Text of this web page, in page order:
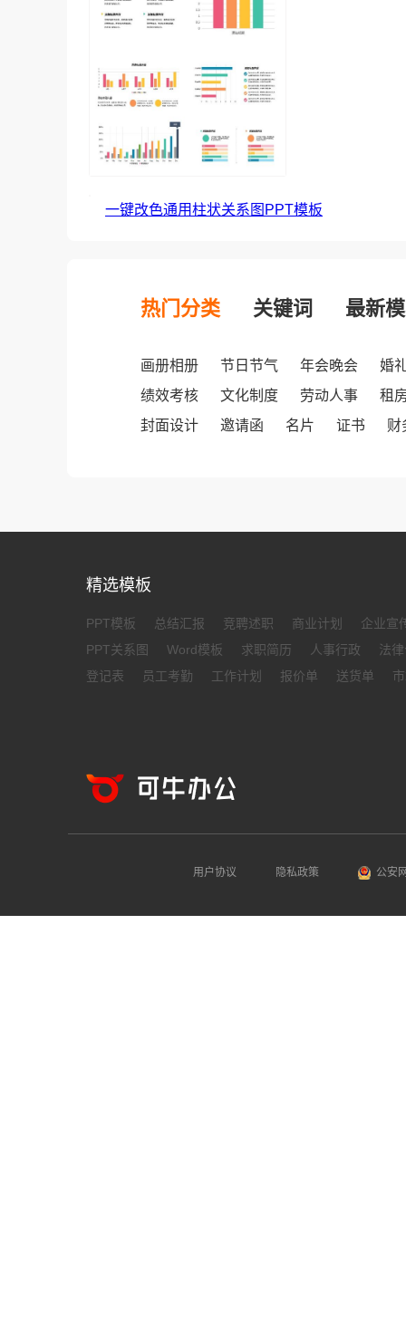
一键改色通用柱状关系图PPT模板
热门分类 关键词 最新
画册相册 节日节气 年会晚会
婚
绩效考核
文化制度 劳动人事
租
封面设计
邀请函 名片 证书 财
精选模板
PPT模板 总结汇报 竞聘述职 商业计划
企业宣
PPT关系图
Word模板 求职简历 人事行政
法
登记表
员工考勤 工作计划 报价单 送货单
用户协议 隐私政策 公安